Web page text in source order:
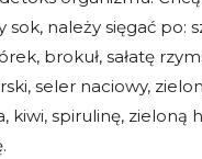
sok, należy sięgać po:
brokuł, sałatę
seler naciowy,
kiwi, spirulinę,